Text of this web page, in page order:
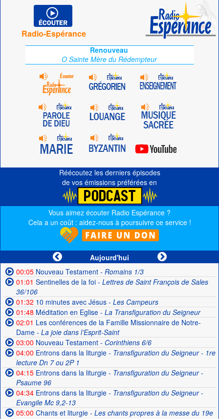
Radio-Espérance
Renouveau
O Sainte Mère du Rédempteur
Réécoutez les derniers épisodes
de vos émissions préférées en
Vous aimez écouter Radio Espérance ?
Cela a un coût : aidez-nous à poursuivre ce service !
Aujourd'hui
00:05Nouveau Testament- Romains 1/3
01:01 Sentinelles de la foi- Lettres de Saint François de Sales
36/106
01:32 10 minutes avec Jésus- Les Campeurs
01:48 Méditation en Eglise- La Transfiguration du Seigneur
02:01 Les conférences de la Famille Missionnaire de Notre-
Dame- La joie dans l’Esprit-Saint
03:00 Nouveau Testament- Corinthiens 6/6
04:00 Entrons dans la liturgie- Transfiguration du Seigneur - 1re
lecture Dn 7 ou 2P 1
04:15Entrons dans la liturgie- Transfiguration du Seigneur -
Psaume 96
04:34Entrons dans la liturgie- Transfiguration du Seigneur -
Evangile Mc 9,2-13
05:00 Chants et liturgie- Les chants propres à la messe du 19e